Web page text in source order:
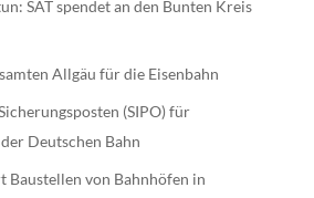
SAT spendet an den Bunten Kreis
Allgäu für die Eisenbahn
(SIPO) für
Deutschen Bahn
Baustellen von Bahnhöfen in